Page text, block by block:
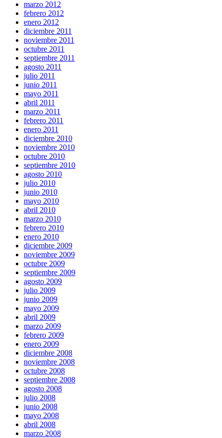
marzo 2012
febrero 2012
enero 2012
diciembre 2011
noviembre 2011
octubre 2011
septiembre 2011
agosto 2011
julio 2011
junio 2011
mayo 2011
abril 2011
marzo 2011
febrero 2011
enero 2011
diciembre 2010
noviembre 2010
octubre 2010
septiembre 2010
agosto 2010
julio 2010
junio 2010
mayo 2010
abril 2010
marzo 2010
febrero 2010
enero 2010
diciembre 2009
noviembre 2009
octubre 2009
septiembre 2009
agosto 2009
julio 2009
junio 2009
mayo 2009
abril 2009
marzo 2009
febrero 2009
enero 2009
diciembre 2008
noviembre 2008
octubre 2008
septiembre 2008
agosto 2008
julio 2008
junio 2008
mayo 2008
abril 2008
marzo 2008